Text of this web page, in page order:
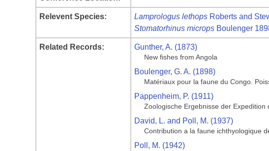
Relevent Species: Lamprologus lethops Roberts and
Stomatorhinus microps Boulenger
Related Records: Gunther, A. (1873)
New fishes from Angola
Boulenger, G. A. (1898)
Matériaux pour la faune du Congo.
Pappenheim, P. (1911)
Zoologische Ergebnisse der
David, L. and Poll, M. (1937)
Contribution a la faune ichthyologique
Poll, M. (1942)